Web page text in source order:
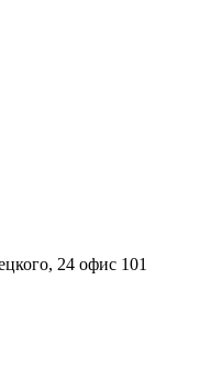
24 офис 101